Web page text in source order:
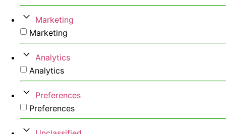
Marketing
Marketing
Analytics
Analytics
Preferences
Preferences